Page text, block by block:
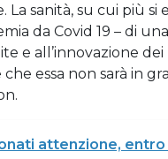
La sanità, su cui più
da Covid 19 – di
e all’innovazione
essa non sarà in
attenzione,